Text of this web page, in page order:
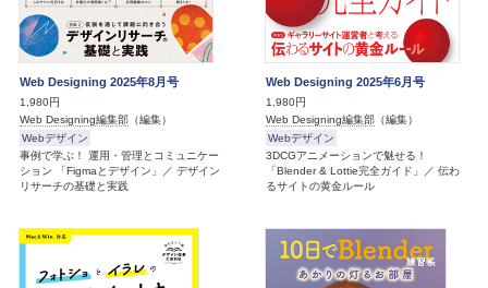
Web Designing 2025年8月号
1,980円
Web Designing編集部 （編集）
Webデザイン
事例で学ぶ！ 運用・管理とコミュニケー
ション 「Figmaとデザイン」／ デザイン
リサーチの基礎と実践
Web Designing 2025年6月号
1,980円
Web Designing編集部 （編集）
Webデザイン
3DCGアニメーションで魅せる！
「Blender & Lottie完全ガイド」／ 伝わ
るサイトの黄金ルール